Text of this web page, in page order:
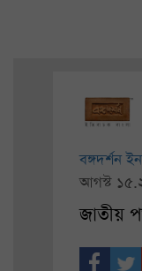
বঙ্গদর্শন
আগস্ট
জাতীয়